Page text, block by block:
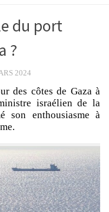
du port
?
2024
des côtes de Gaza à
israélien de la
son enthousiasme à